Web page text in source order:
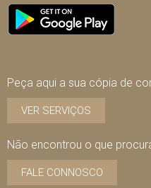
Peça aqui a sua cópia de
VER SERVIÇOS
Não encontrou o que
FALE CONNOSCO